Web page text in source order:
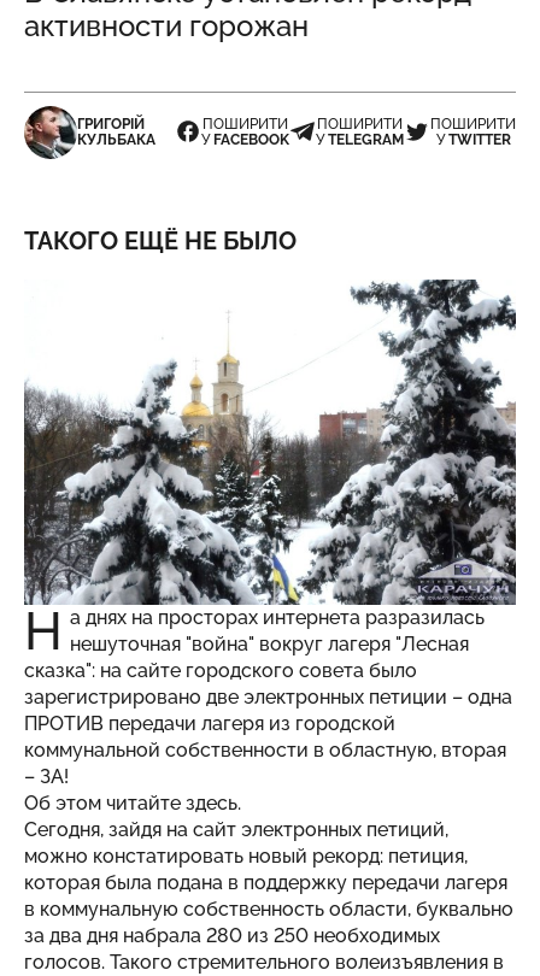
активности горожан
ГРИГОРІЙ
КУЛЬБАКА
ПОШИРИТИ
У FACEBOOK
ПОШИРИТИ
УTELEGRAM
ПОШИРИТИ
УTWITTER
ТАКОГО ЕЩЁ НЕ БЫЛО
Н а днях на просторах интернета разразилась
нешуточная "война" вокруг лагеря "Лесная
сказка": на сайте городского совета было
зарегистрировано две электронных петиции – одна
ПРОТИВ передачи лагеря из городской
коммунальной собственности в областную, вторая
– ЗА!
Об этом читайте здесь.
Сегодня, зайдя на сайт электронных петиций,
можно констатировать новый рекорд: петиция,
которая была подана в поддержку передачи лагеря
в коммунальную собственность области, буквально
за два дня набрала 280 из 250 необходимых
голосов. Такого стремительного волеизъявления в